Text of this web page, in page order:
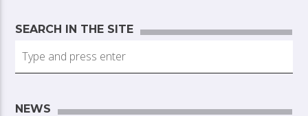
SEARCH IN THE SITE
NEWS